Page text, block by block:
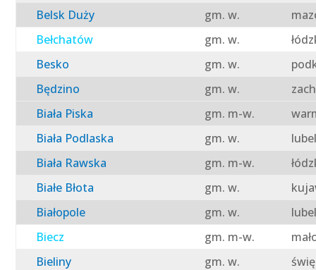
Belsk Duży
gm. w.
Bełchatów
gm. w.
Besko
gm. w.
Będzino
gm. w.
Biała Piska
gm. m-w.
Biała Podlaska
gm. w.
Biała Rawska
gm. m-w.
Białe Błota
gm. w.
Białopole
gm. w.
Biecz
gm. m-w.
Bieliny
gm. w.